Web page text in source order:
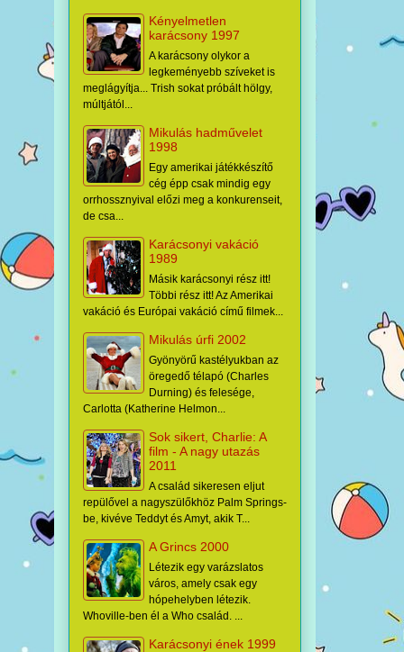
Kényelmetlen
karácsony 1997
A karácsony olykor a
legkeményebb szíveket is
meglágyítja... Trish sokat próbált hölgy,
múltjától...
Mikulás hadművelet
1998
Egy amerikai játékkészítő
cég épp csak mindig egy
orrhossznyival előzi meg a konkurenseit,
de csa...
Karácsonyi vakáció
1989
Másik karácsonyi rész itt!
Többi rész itt! Az Amerikai
vakáció és Európai vakáció című filmek...
Mikulás úrfi 2002
Gyönyörű kastélyukban az
öregedő télapó (Charles
Durning) és felesége,
Carlotta (Katherine Helmon...
Sok sikert, Charlie: A
film - A nagy utazás
2011
A család sikeresen eljut
repülővel a nagyszülőkhöz Palm Springs-
be, kivéve Teddyt és Amyt, akik T...
A Grincs 2000
Létezik egy varázslatos
város, amely csak egy
hópehelyben létezik.
Whoville-ben él a Who család. ...
Karácsonyi ének 1999